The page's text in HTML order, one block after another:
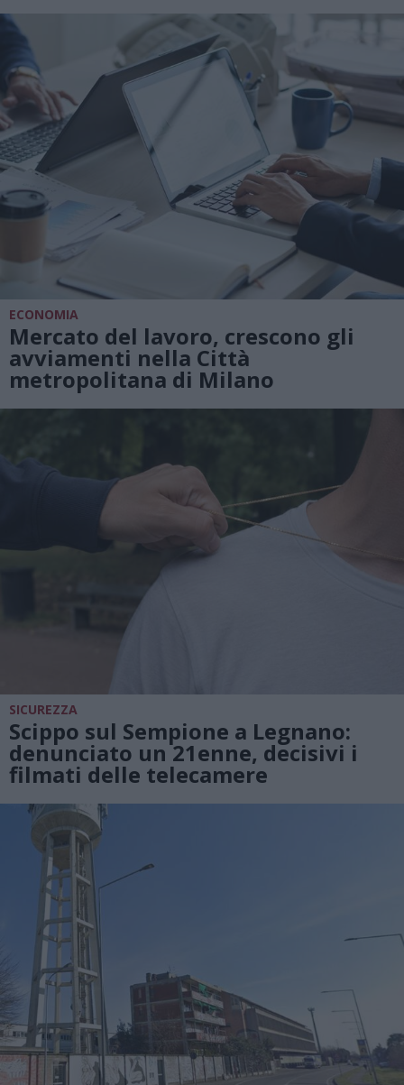
ECONOMIA
Mercato del lavoro, crescono gli
avviamenti nella Città
metropolitana di Milano
SICUREZZA
Scippo sul Sempione a Legnano:
denunciato un 21enne, decisivi i
filmati delle telecamere